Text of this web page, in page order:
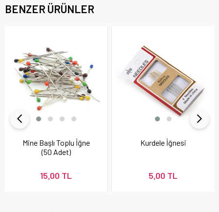
BENZER ÜRÜNLER
Mine Başlı Toplu İğne
(50 Adet)
15,00 TL
Kurdele İğnesi
5,00 TL